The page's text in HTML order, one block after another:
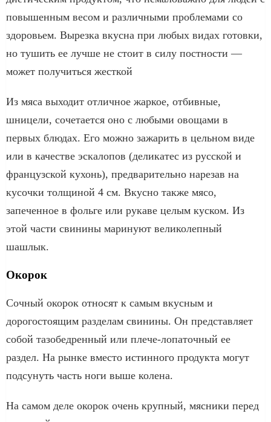
повышенным весом и различными проблемами со
здоровьем. Вырезка вкусна при любых видах готовки,
но тушить ее лучше не стоит в силу постности —
может получиться жесткой
Из мяса выходит отличное жаркое, отбивные,
шницели, сочетается оно с любыми овощами в
первых блюдах. Его можно зажарить в цельном виде
или в качестве эскалопов (деликатес из русской и
французской кухонь), предварительно нарезав на
кусочки толщиной 4 см. Вкусно также мясо,
запеченное в фольге или рукаве целым куском. Из
этой части свинины маринуют великолепный
шашлык.
Окорок
Сочный окорок относят к самым вкусным и
дорогостоящим разделам свинины. Он представляет
собой тазобедренный или плече-лопаточный ее
раздел. На рынке вместо истинного продукта могут
подсунуть часть ноги выше колена.
На самом деле окорок очень крупный, мясники перед